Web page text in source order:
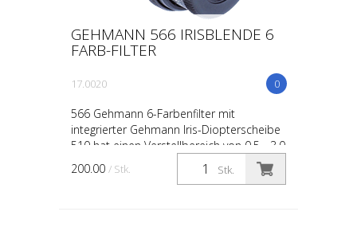
GEHMANN 566 IRISBLENDE 6
FARB-FILTER
0
17.0020
566 Gehmann 6-Farbenfilter mit
integrierter Gehmann Iris-Diopterscheibe
510 hat einen Verstellbereich von 0,5 - 3,0
mm (mehr als doppelt soviel als bisher)
Filterauswahl ...
Stk.
200.00 / Stk.